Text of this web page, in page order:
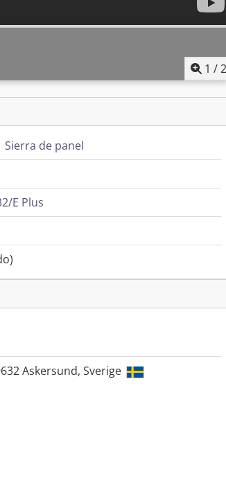
1 /2
Sierra de panel
E Plus
Askersund, Sverige